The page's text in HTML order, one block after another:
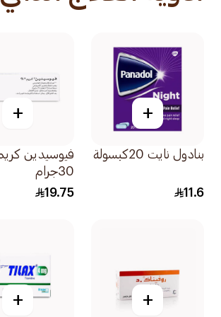
+
بنادول نايت 20كبسولة
11.6
+
30جرام
19.75
+
+